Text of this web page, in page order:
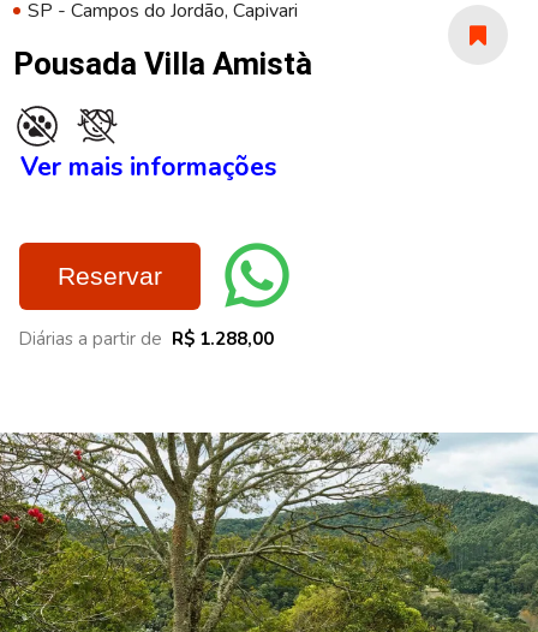
SP - Campos do Jordão, Capivari
Pousada Villa Amistà
Ver mais informações
Reservar
Diárias a partir de R$ 1.288,00